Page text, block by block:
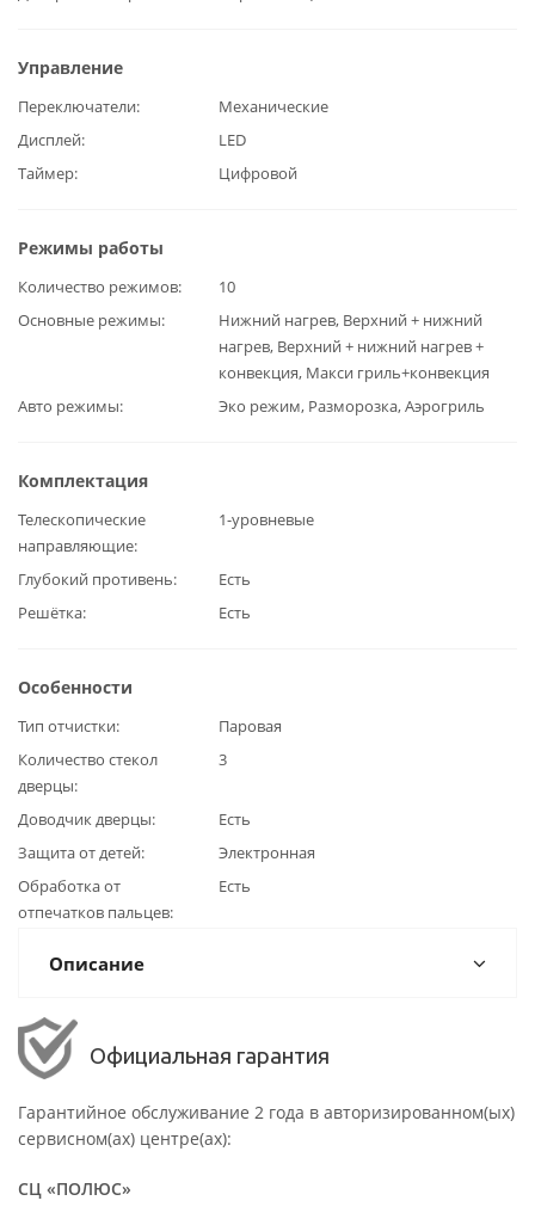
Управление
Переключатели
Механические
Дисплей
LED
Таймер
Цифровой
Режимы работы
Количество режимов
10
Основные режимы
Нижний нагрев, Верхний + нижний
нагрев, Верхний + нижний нагрев +
конвекция, Макси гриль+конвекция
Авто режимы
Эко режим, Разморозка, Аэрогриль
Комплектация
Телескопические
направляющие
1-уровневые
Глубокий противень
Есть
Решётка
Есть
Особенности
Тип отчистки
Паровая
Количество стекол
дверцы
3
Доводчик дверцы
Есть
Защита от детей
Электронная
Обработка от
отпечатков пальцев
Есть
Описание
Официальная гарантия
Гарантийное обслуживание 2 года в авторизированном(ых)
сервисном(ах) центре(ах):
СЦ «ПОЛЮС»